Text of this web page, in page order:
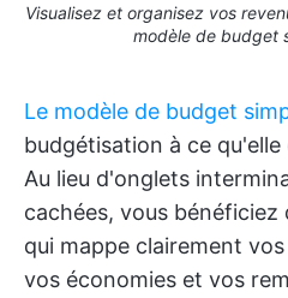
Visualisez et organisez vos
modèle de budget
Le modèle de budget
budgétisation à ce
Au lieu d'onglets
cachées, vous bénéficiez
qui mappe clairement
vos économies et vos